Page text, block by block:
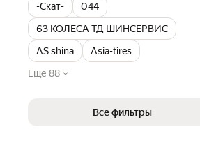
-Скат-
044
63 КОЛЕСА ТД ШИНСЕРВИС
AS shina
Asia-tires
Ещё 88
Все фильтры